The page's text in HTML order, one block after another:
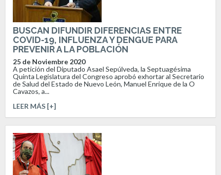
BUSCAN DIFUNDIR DIFERENCIAS ENTRE
COVID-19, INFLUENZA Y DENGUE PARA
PREVENIR A LA POBLACIÓN
25 de Noviembre 2020
A petición del Diputado Asael Sepúlveda, la Septuagésima
Quinta Legislatura del Congreso aprobó exhortar al Secretario
de Salud del Estado de Nuevo León, Manuel Enrique de la O
Cavazos, a...
LEER MÁS [+]